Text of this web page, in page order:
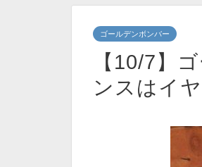
ゴールデンボンバー
【10/7】
ンスはイ